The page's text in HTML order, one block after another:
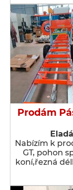
Prodám
Nabízím k
GT, pohon
koní,řezná